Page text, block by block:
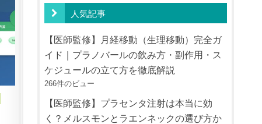
人気記事
【医師監修】月経移動（生理移動）完全ガ
イド｜プラノバールの飲み方・副作用・ス
ケジュールの立て方を徹底解説
266件のビュー
【医師監修】プラセンタ注射は本当に効
く？メルスモンとラエンネックの選び方か